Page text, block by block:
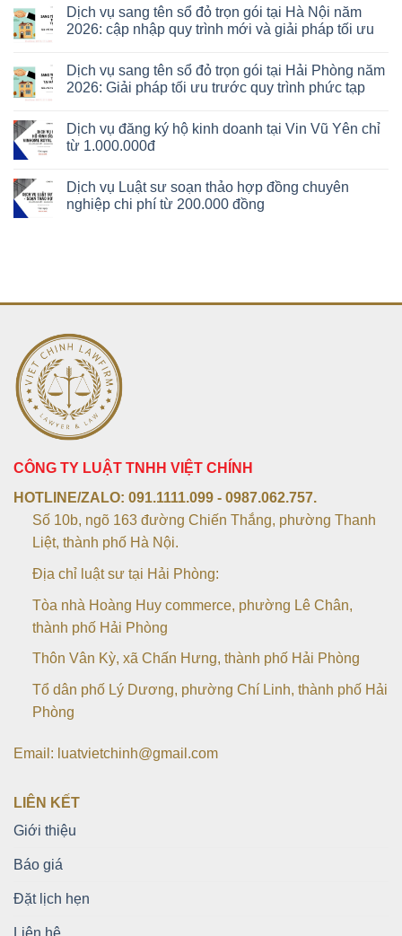
Dịch vụ sang tên sổ đỏ trọn gói tại Hà Nội năm
2026: cập nhập quy trình mới và giải pháp tối ưu
Dịch vụ sang tên sổ đỏ trọn gói tại Hải Phòng năm
2026: Giải pháp tối ưu trước quy trình phức tạp
Dịch vụ đăng ký hộ kinh doanh tại Vin Vũ Yên chỉ
từ 1.000.000đ
Dịch vụ Luật sư soạn thảo hợp đồng chuyên
nghiệp chi phí từ 200.000 đồng
CÔNG TY LUẬT TNHH VIỆT CHÍNH
HOTLINE/ZALO: 091.1111.099 - 0987.062.757.
Số 10b, ngõ 163 đường Chiến Thắng, phường Thanh
Liệt, thành phố Hà Nội.
Địa chỉ luật sư tại Hải Phòng:
Tòa nhà Hoàng Huy commerce, phường Lê Chân,
thành phố Hải Phòng
Thôn Vân Kỳ, xã Chấn Hưng, thành phố Hải Phòng
Tổ dân phố Lý Dương, phường Chí Linh, thành phố Hải
Phòng
Email: luatvietchinh@gmail.com
LIÊN KẾT
Giới thiệu
Báo giá
Đặt lịch hẹn
Liên hệ